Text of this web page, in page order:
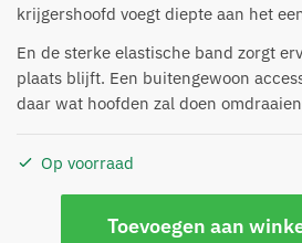
krijgershoofd voegt diepte aan het
En de sterke elastische band zorgt
plaats blijft. Een buitengewoon
daar wat hoofden zal doen
Op voorraad
Toevoegen aan